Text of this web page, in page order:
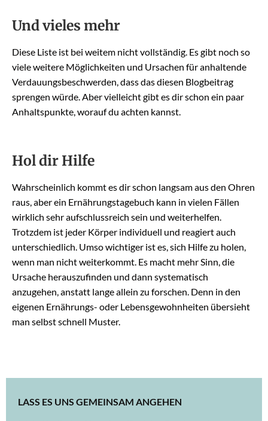
Und vieles mehr
Diese Liste ist bei weitem nicht vollständig. Es gibt noch so
viele weitere Möglichkeiten und Ursachen für anhaltende
Verdauungsbeschwerden, dass das diesen Blogbeitrag
sprengen würde. Aber vielleicht gibt es dir schon ein paar
Anhaltspunkte, worauf du achten kannst.
Hol dir Hilfe
Wahrscheinlich kommt es dir schon langsam aus den Ohren
raus, aber ein Ernährungstagebuch kann in vielen Fällen
wirklich sehr aufschlussreich sein und weiterhelfen.
Trotzdem ist jeder Körper individuell und reagiert auch
unterschiedlich. Umso wichtiger ist es, sich Hilfe zu holen,
wenn man nicht weiterkommt. Es macht mehr Sinn, die
Ursache herauszufinden und dann systematisch
anzugehen, anstatt lange allein zu forschen. Denn in den
eigenen Ernährungs- oder Lebensgewohnheiten übersieht
man selbst schnell Muster.
LASS ES UNS GEMEINSAM ANGEHEN